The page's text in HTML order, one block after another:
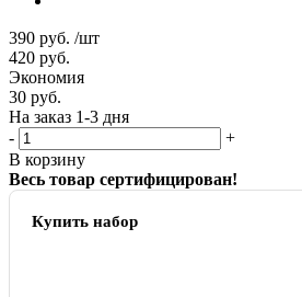
390 руб. /шт
420 руб.
Экономия
30 руб.
На заказ 1-3 дня
-
+
В корзину
Весь товар сертифицирован!
Купить набор